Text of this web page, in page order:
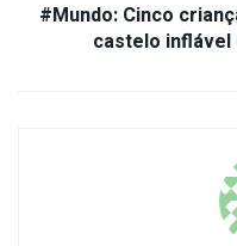
#Mundo: Cinco
castelo inflável